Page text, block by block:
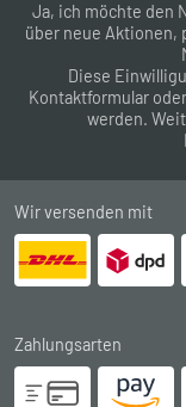
Ja, ich möchte den
über neue Aktionen,
Diese
Kontaktformular
werden.
Wir versenden mit
Zahlungsarten